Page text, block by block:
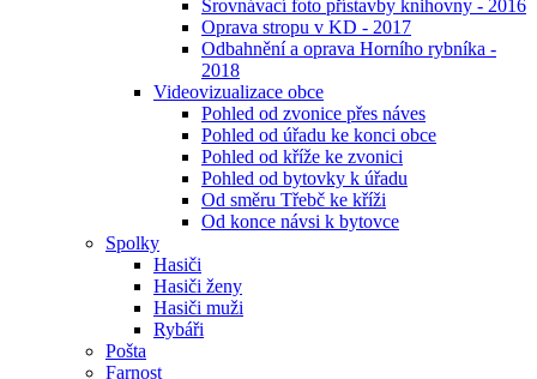
Srovnávací foto přístavby knihovny - 2016
Oprava stropu v KD - 2017
Odbahnění a oprava Horního rybníka -
2018
Videovizualizace obce
Pohled od zvonice přes náves
Pohled od úřadu ke konci obce
Pohled od kříže ke zvonici
Pohled od bytovky k úřadu
Od směru Třebč ke kříži
Od konce návsi k bytovce
Spolky
Hasiči
Hasiči ženy
Hasiči muži
Rybáři
Pošta
Farnost